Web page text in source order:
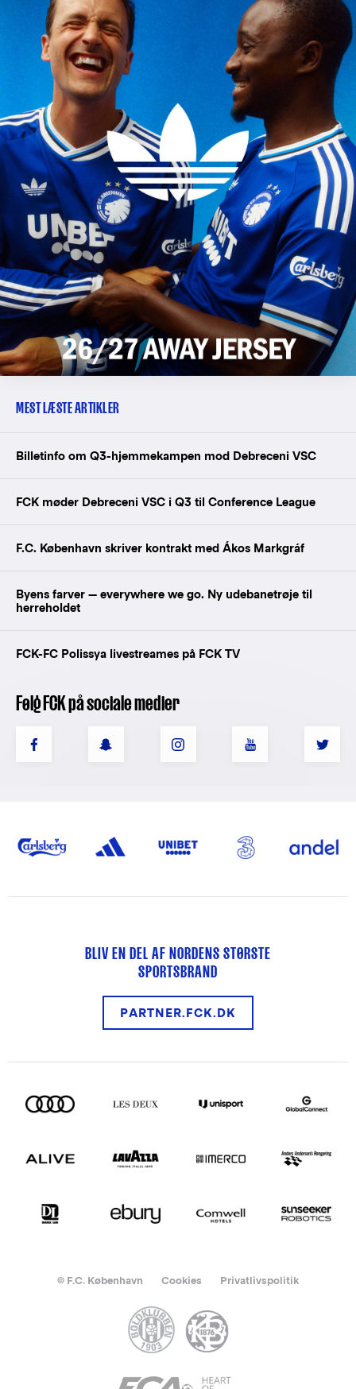
MEST LÆSTE ARTIKLER
Billetinfo om Q3-hjemmekampen mod Debreceni VSC
FCK møder Debreceni VSC i Q3 til Conference League
F.C. København skriver kontrakt med Ákos Markgráf
Byens farver — everywhere we go. Ny udebanetrøje til
herreholdet
FCK-FC Polissya livestreames på FCK TV
Følg FCK på sociale medier
BLIV EN DEL AF NORDENS STØRSTE
SPORTSBRAND
PARTNER.FCK.DK
© F.C. København Cookies Privatlivspolitik